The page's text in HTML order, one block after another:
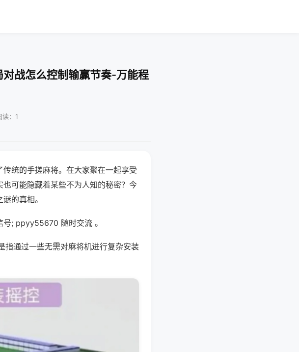
战怎么控制输赢节奏-万能程
：1
统的手搓麻将。在大家聚在一起享受
可能隐藏着某些不为人知的秘密？今
的真相。
; ppyy55670 随时交流 。
指通过一些无需对麻将机进行复杂安装